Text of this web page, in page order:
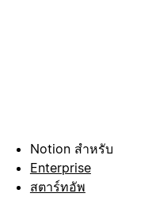
Notion สำหรับ
Enterprise
สตาร์ทอัพ